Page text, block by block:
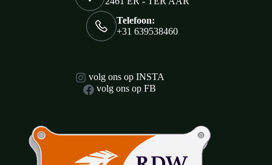
Telefoon:
+31 639538460
volg ons op INSTA
volg ons op FB